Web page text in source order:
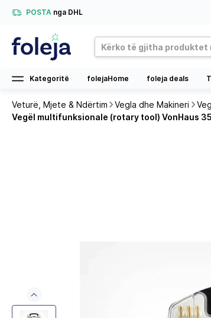
POSTA nga DHL
Kategoritë folejaHome foleja deals
Veturë, Mjete & Ndërtim Vegla dhe Makineri
Vegël multifunksionale (rotary tool) VonHaus